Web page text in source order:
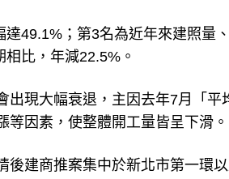
49.1%；第3名為近年來建照量
比，年減22.5%。
現大幅衰退，主因去年7月「平
因素，使整體開工量皆呈下滑。
建商推案集中於新北市第一環